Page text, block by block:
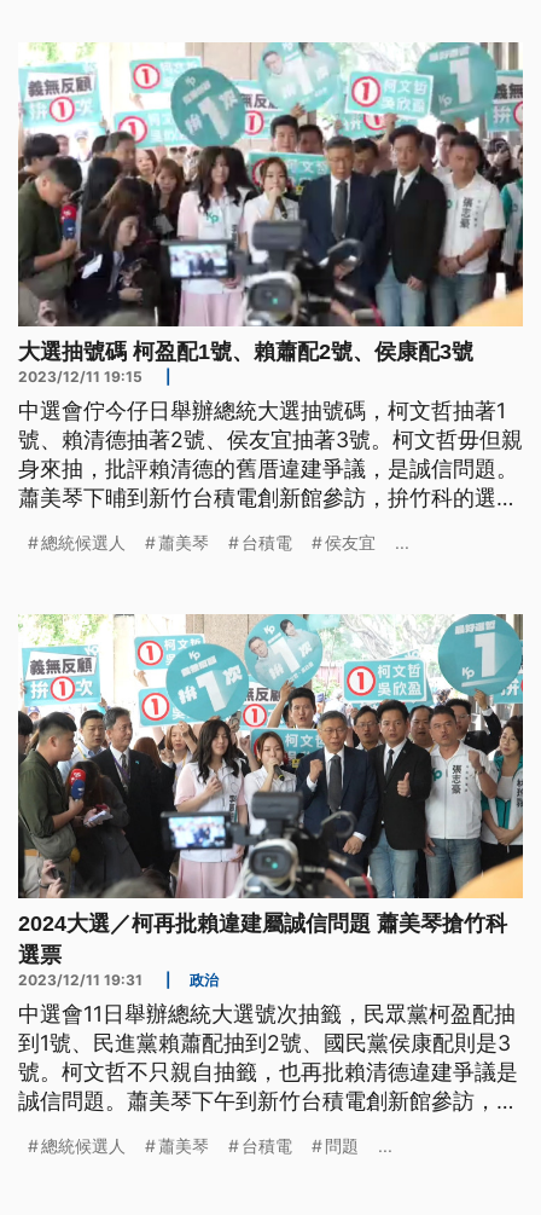
大選抽號碼 柯盈配1號、賴蕭配2號、侯康配3號
2023/12/11 19:15
中選會佇今仔日舉辦總統大選抽號碼，柯文哲抽著1
號、賴清德抽著2號、侯友宜抽著3號。柯文哲毋但親
身來抽，批評賴清德的舊厝違建爭議，是誠信問題。
蕭美琴下晡到新竹台積電創新館參訪，拚竹科的選
薪水的議題。(本則新聞標題、導言皆為台語文)
總統候選人 蕭美琴 台積電 侯友宜 ...
2024大選／柯再批賴違建屬誠信問題 蕭美琴搶竹科
選票
2023/12/11 19:31 政治
中選會11日舉辦總統大選號次抽籤，民眾黨柯盈配抽
到1號、民進黨賴蕭配抽到2號、國民黨侯康配則是3
號。柯文哲不只親自抽籤，也再批賴清德違建爭議是
誠信問題。蕭美琴下午到新竹台積電創新館參訪，搶
構國家安全戰略，軍人加薪百億，且九三軍人節要改
總統候選人 蕭美琴 台積電 問題 ...